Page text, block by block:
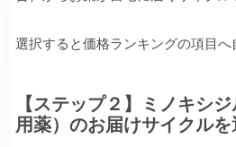
選択すると価格ランキングの項目へ
【ステップ２】ミノキシ
用薬）のお届けサイクルを